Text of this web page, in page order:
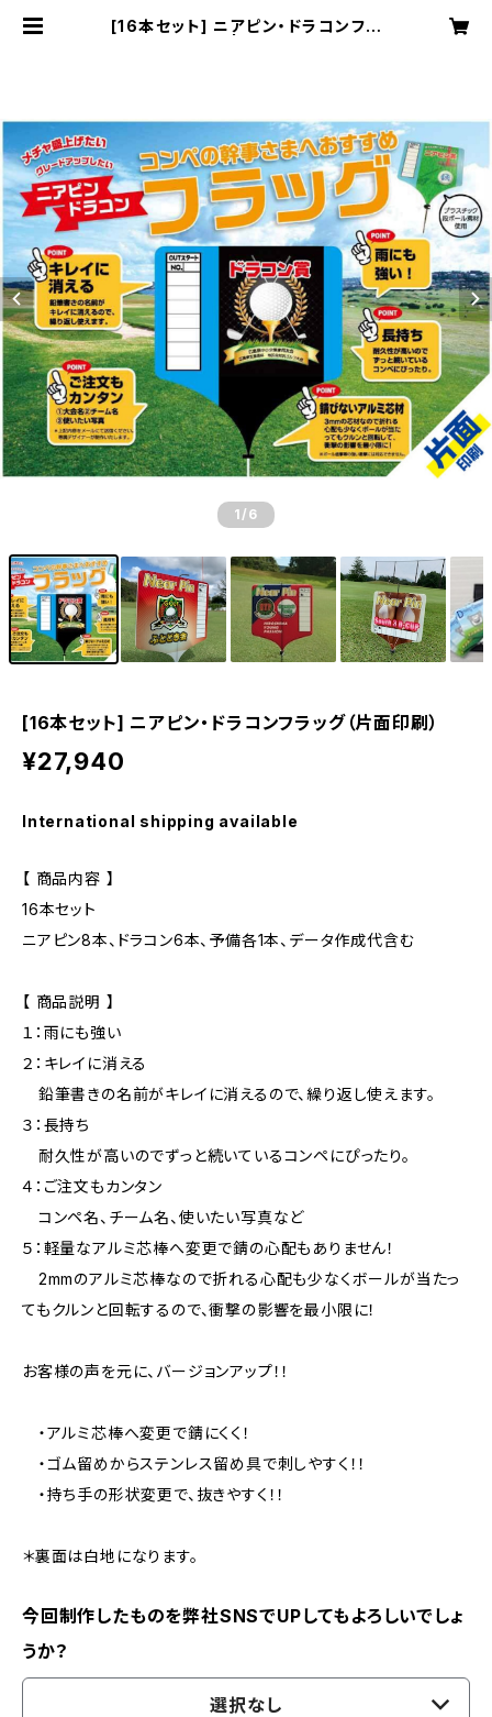
[16本セット] ニアピン・ドラコンフラ
1 /6
[16本セット] ニアピン・ドラコンフラッグ（片面印刷）
¥27,940
International shipping available
【 商品内容 】
16本セット
ニアピン8本、ドラコン6本、予備各1本、データ作成代含む
【 商品説明 】
１：雨にも強い
２：キレイに消える
鉛筆書きの名前がキレイに消えるので、繰り返し使えます。
３：長持ち
耐久性が高いのでずっと続いているコンペにぴったり。
４：ご注文もカンタン
コンペ名、チーム名、使いたい写真など
５：軽量なアルミ芯棒へ変更で錆の心配もありません！
2mmのアルミ芯棒なので折れる心配も少なくボールが当たっ
てもクルンと回転するので、衝撃の影響を最小限に！
お客様の声を元に、バージョンアップ！！
・アルミ芯棒へ変更で錆にくく！
・ゴム留めからステンレス留め具で刺しやすく！！
・持ち手の形状変更で、抜きやすく！！
＊裏面は白地になります。
今回制作したものを弊社SNSでUPしてもよろしいでしょ
うか？
選択なし